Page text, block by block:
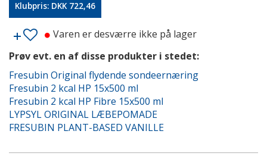
Klubpris: DKK 722,46
Varen er desværre ikke på lager
Prøv evt. en af disse produkter i stedet:
Fresubin Original flydende sondeernæring
Fresubin 2 kcal HP 15x500 ml
Fresubin 2 kcal HP Fibre 15x500 ml
LYPSYL ORIGINAL LÆBEPOMADE
FRESUBIN PLANT-BASED VANILLE